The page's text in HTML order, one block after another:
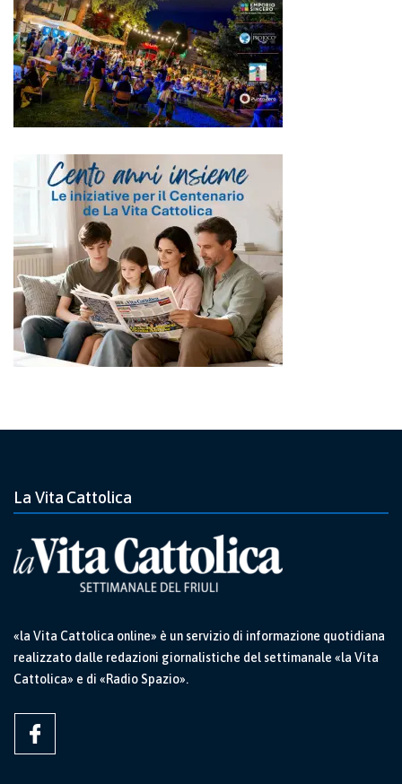
La Vita Cattolica
«la Vita Cattolica online» è un servizio di informazione quotidiana
realizzato dalle redazioni giornalistiche del settimanale «la Vita
Cattolica» e di «Radio Spazio».